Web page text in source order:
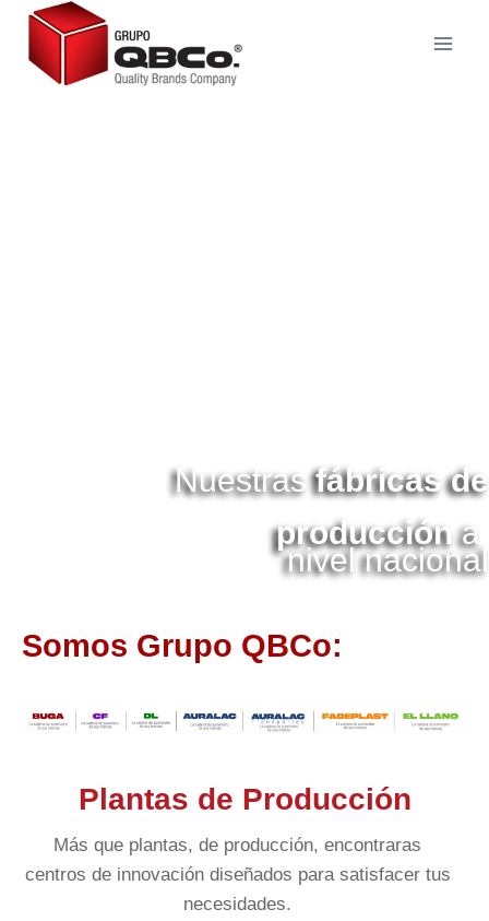
Nuestrasfábricas de
produccióna
nivel nacional
Somos Grupo QBCo:
Plantas de Producción
Más que plantas, de producción, encontraras
centros de innovación diseñados para satisfacer tus
necesidades.